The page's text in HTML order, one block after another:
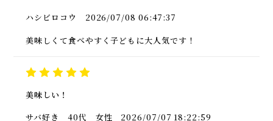
ハシビロコウ
2026/07/08 06:47:37
美味しくて食べやすく子どもに大人気です！
美味しい！
サバ好き
40代 女性 2026/07/07 18:22:59